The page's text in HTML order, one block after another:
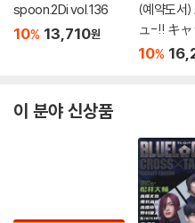
spoon.2Di vol.136
10% 13,710원
(예약도서
ュ-!! キ
リミッ
10%
이 분야 신상품